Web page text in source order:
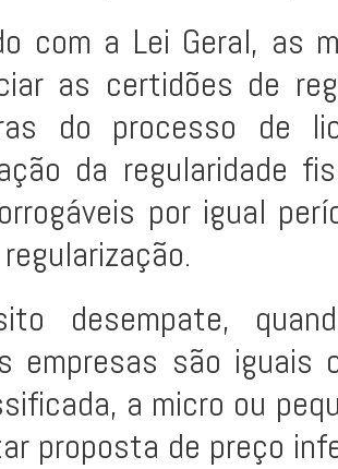
com a Lei Geral, as
as certidões de
do processo de
da regularidade
por igual
desempate,
empresas são
a micro ou
proposta de preço